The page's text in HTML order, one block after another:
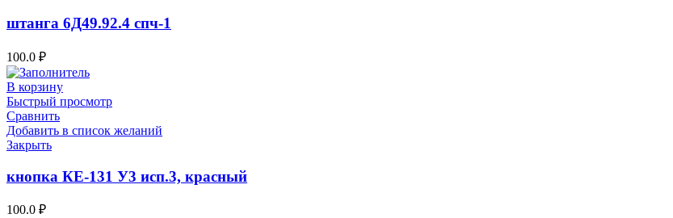
штанга 6Д49.92.4 спч-1
100.0 ₽
В корзину
Быстрый просмотр
Сравнить
Добавить в список желаний
Закрыть
кнопка КЕ-131 У3 исп.3, красный
100.0 ₽